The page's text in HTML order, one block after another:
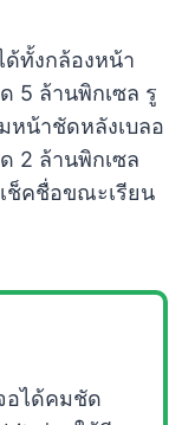
ด้ทั้งกล้องหน้า
5 ล้านพิกเซล รู
หน้าชัดหลังเบลอ
2 ล้านพิกเซล
ช็คชื่อขณะเรียน
อได้คมชัด